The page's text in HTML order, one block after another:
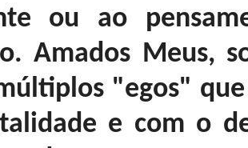
ou ao
Amados Meus,
"egos"
e com o